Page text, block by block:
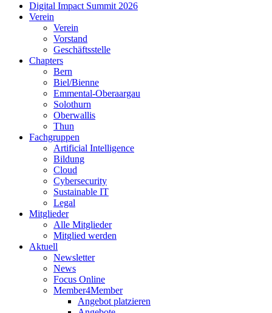
Digital Impact Summit 2026
Verein
Verein
Vorstand
Geschäftsstelle
Chapters
Bern
Biel/Bienne
Emmental-Oberaargau
Solothurn
Oberwallis
Thun
Fachgruppen
Artificial Intelligence
Bildung
Cloud
Cybersecurity
Sustainable IT
Legal
Mitglieder
Alle Mitglieder
Mitglied werden
Aktuell
Newsletter
News
Focus Online
Member4Member
Angebot platzieren